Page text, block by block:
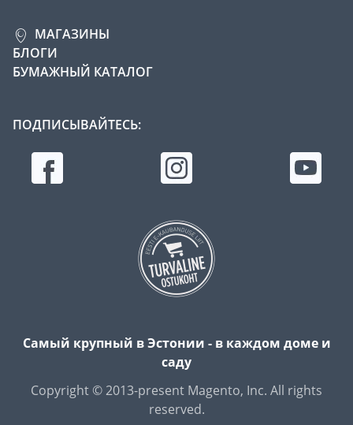
МАГАЗИНЫ
БЛОГИ
БУМАЖНЫЙ КАТАЛОГ
ПОДПИСЫВАЙТЕСЬ:
Самый крупный в Эстонии - в каждом доме и
саду
Copyright © 2013-present Magento, Inc. All rights
reserved.